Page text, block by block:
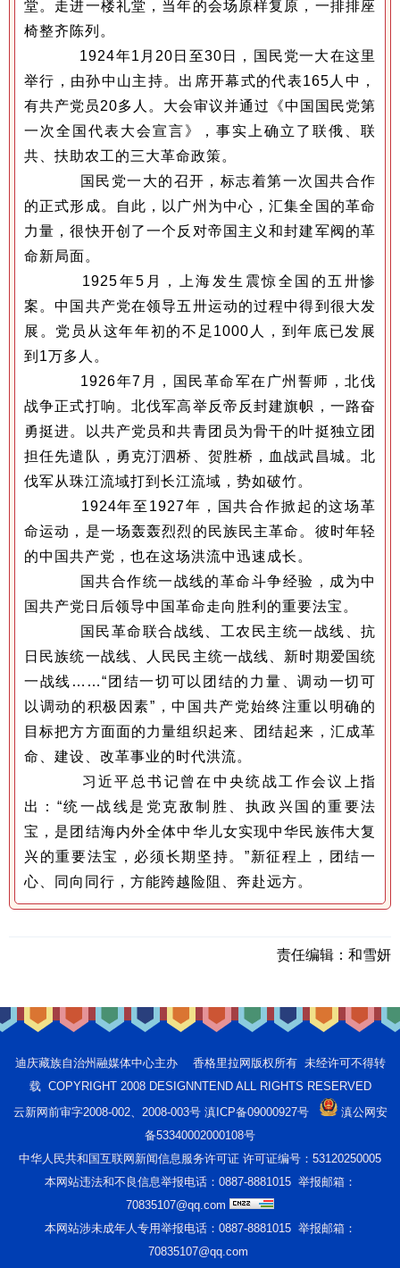
堂。走进一楼礼堂，当年的会场原样复原，一排排座
椅整齐陈列。
1924年1月20日至30日，国民党一大在这里
举行，由孙中山主持。出席开幕式的代表165人中，
有共产党员20多人。大会审议并通过《中国国民党第
一次全国代表大会宣言》，事实上确立了联俄、联
共、扶助农工的三大革命政策。
国民党一大的召开，标志着第一次国共合作
的正式形成。自此，以广州为中心，汇集全国的革命
力量，很快开创了一个反对帝国主义和封建军阀的革
命新局面。
1925年5月，上海发生震惊全国的五卅惨
案。中国共产党在领导五卅运动的过程中得到很大发
展。党员从这年年初的不足1000人，到年底已发展
到1万多人。
1926年7月，国民革命军在广州誓师，北伐
战争正式打响。北伐军高举反帝反封建旗帜，一路奋
勇挺进。以共产党员和共青团员为骨干的叶挺独立团
担任先遣队，勇克汀泗桥、贺胜桥，血战武昌城。北
伐军从珠江流域打到长江流域，势如破竹。
1924年至1927年，国共合作掀起的这场革
命运动，是一场轰轰烈烈的民族民主革命。彼时年轻
的中国共产党，也在这场洪流中迅速成长。
国共合作统一战线的革命斗争经验，成为中
国共产党日后领导中国革命走向胜利的重要法宝。
国民革命联合战线、工农民主统一战线、抗
日民族统一战线、人民民主统一战线、新时期爱国统
一战线……“团结一切可以团结的力量、调动一切可
以调动的积极因素”，中国共产党始终注重以明确的
目标把方方面面的力量组织起来、团结起来，汇成革
命、建设、改革事业的时代洪流。
习近平总书记曾在中央统战工作会议上指
出：“统一战线是党克敌制胜、执政兴国的重要法
宝，是团结海内外全体中华儿女实现中华民族伟大复
兴的重要法宝，必须长期坚持。”新征程上，团结一
心、同向同行，方能跨越险阻、奔赴远方。
责任编辑： 和雪妍
迪庆藏族自治州融媒体中心主办 香格里拉网版权所有 未经许可不得转
载 COPYRIGHT 2008 DESIGNNTEND ALL RIGHTS RESERVED
云新网前审字2008-002、2008-003号 滇ICP备09000927号
滇公网安
备53340002000108号
中华人民共和国互联网新闻信息服务许可证 许可证编号：53120250005
本网站违法和不良信息举报电话：0887-8881015 举报邮箱：
70835107@qq.com
本网站涉未成年人专用举报电话：0887-8881015 举报邮箱：
70835107@qq.com